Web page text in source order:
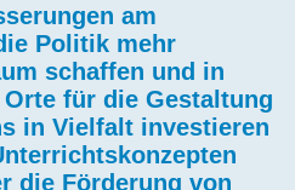
am
Politik mehr
schaffen und in
für die Gestaltung
in Vielfalt investieren
die Förderung von